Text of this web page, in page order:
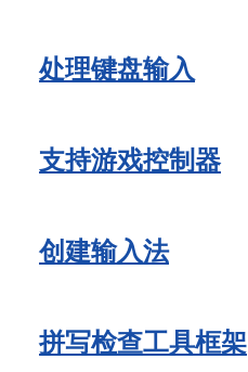
处理键盘输入
支持游戏控制器
创建输入法
拼写检查工具框架